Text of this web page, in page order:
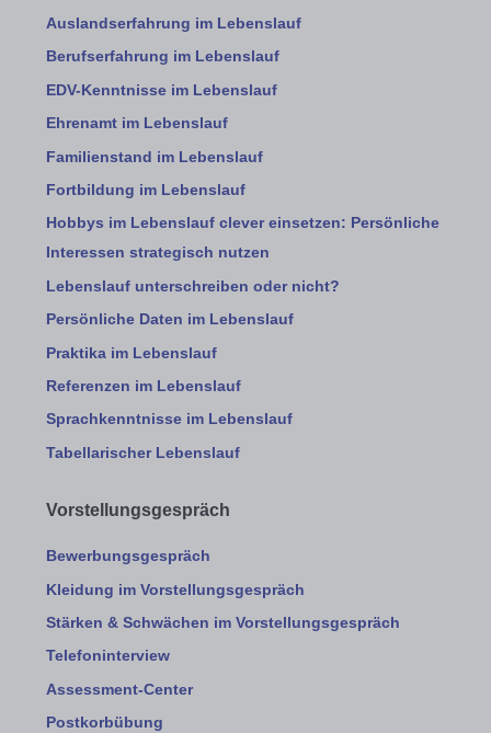
Auslandserfahrung im Lebenslauf
Berufserfahrung im Lebenslauf
EDV-Kenntnisse im Lebenslauf
Ehrenamt im Lebenslauf
Familienstand im Lebenslauf
Fortbildung im Lebenslauf
Hobbys im Lebenslauf clever einsetzen: Persönliche
Interessen strategisch nutzen
Lebenslauf unterschreiben oder nicht?
Persönliche Daten im Lebenslauf
Praktika im Lebenslauf
Referenzen im Lebenslauf
Sprachkenntnisse im Lebenslauf
Tabellarischer Lebenslauf
Vorstellungsgespräch
Bewerbungsgespräch
Kleidung im Vorstellungsgespräch
Stärken & Schwächen im Vorstellungsgespräch
Telefoninterview
Assessment-Center
Postkorbübung